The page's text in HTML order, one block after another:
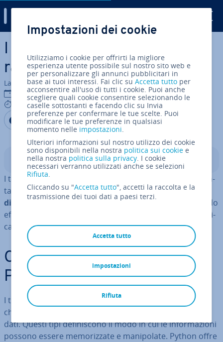
Vai al contenuto prin­ci­pa­le
I tipi di dati in Python: pa­no­
ra­mi­ca e de­scri­zio­ne
La redazione di IONOS
15 lug 2024
5 mins
Condividi via Facebook
Condividi via Twitter
Condividi via LinkedIN
Aggiungi come fonte
preferita su Google
Indice
I tipi di dati in Python sono fon­da­men­ta­li per rap­pre­sen­
ta­re, elaborare e uti­liz­za­re i dati. L’utilizzo didiversi tipi
di datipermette di me­mo­riz­za­re le in­for­ma­zio­ni in modo
ef­fi­cien­te e ot­ti­miz­za­re così le pre­sta­zio­ni della tua ap­pli­
ca­zio­ne.
Che cosa sono i tipi di dati in
Python?
I tipi di dati in Python sonoca­te­go­riz­za­zio­ni di valori
che per­met­to­no di rap­pre­sen­ta­re diverse tipologie di
dati. Questi tipi de­fi­ni­sco­no il modo in cui le in­for­ma­zio­ni
possono essere me­mo­riz­za­te e ma­ni­po­la­te. Python offre
Impostazioni dei cookie
Utilizziamo i cookie per offrirti la migliore
esperienza utente possibile sul nostro sito web e
per personalizzare gli annunci pubblicitari in
base ai tuoi interessi. Fai clic suAccetta tutto per
acconsentire all'uso di tutti i cookie. Puoi anche
scegliere quali cookie consentire selezionando le
caselle sottostanti e facendo clic su Invia
preferenze per confermare le tue scelte. Puoi
modificare le tue preferenze in qualsiasi
momento nelle impostazioni.
Ulteriori informazioni sul nostro utilizzo dei cookie
sono disponibili nella nostra politica sui cookie e
nella nostra politica sulla privacy. I cookie
necessari verranno utilizzati anche se selezioni
Rifiuta.
Cliccando su "Accetta tutto", accetti la raccolta e la
trasmissione dei tuoi dati a paesi terzi.
Accetta tutto
Rifiuta
impostazioni